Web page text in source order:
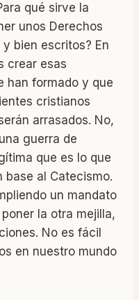
qué sirve la
unos Derechos
bien escritos? En
crear esas
han formado y que
cristianos
arrasados. No,
guerra de
que es lo que
base al Catecismo.
un mandato
la otra mejilla,
No es fácil
en nuestro mundo